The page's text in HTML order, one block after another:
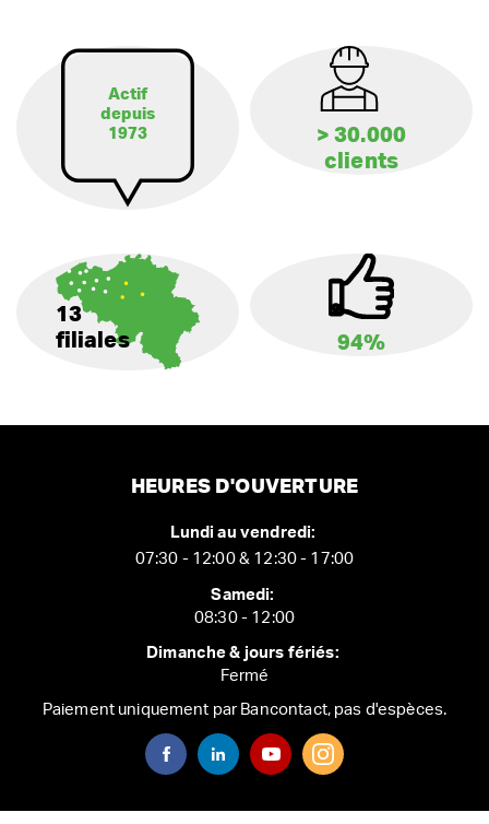
Actif
depuis
1973
> 30.000
clients
13
filiales
94%
HEURES D'OUVERTURE
Lundi au vendredi:
07:30 - 12:00 & 12:30 - 17:00
Samedi:
08:30 - 12:00
Dimanche & jours fériés:
Fermé
Paiement uniquement par Bancontact, pas d'espèces.